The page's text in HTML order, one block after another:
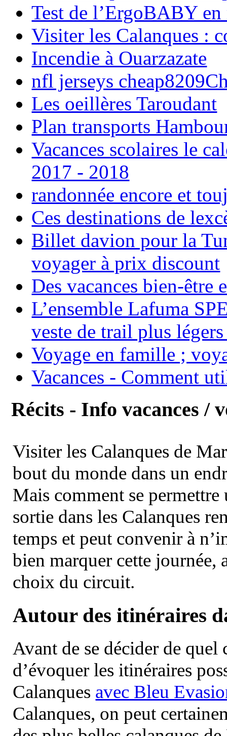
Test de l’ErgoBABY en
Visiter les Calanques :
Incendie à Ouarzazate
nfl jerseys
Les oeillères Taroudant
Plan transports
Vacances scolaires le
2017 - 2018
randonnée encore et
Ces destinations de
Billet davion pour la
voyager à prix discount
Des vacances bien-être
L’ensemble Lafuma
veste de trail plus
Voyage en famille ;
Vacances - Comment
Récits - Info vacances /
Visiter les Calanques de
bout du monde dans un
Mais comment se permettre
sortie dans les Calanques
temps et peut convenir à
bien marquer cette journée,
choix du circuit.
Autour des itinéraires
Avant de se décider de
d’évoquer les itinéraires
Calanques avec Bleu
Calanques, on peut